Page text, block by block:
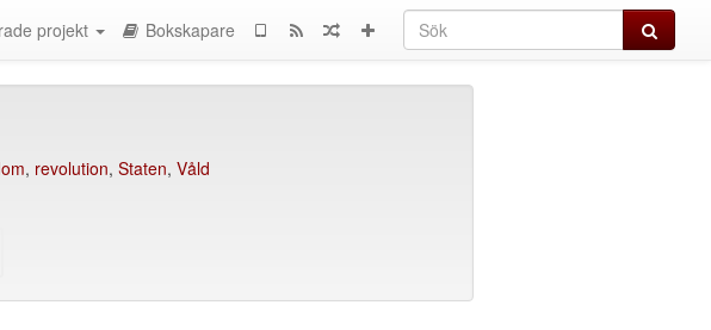
Sök
projekt Bokskapare
, revolution, Staten, Våld